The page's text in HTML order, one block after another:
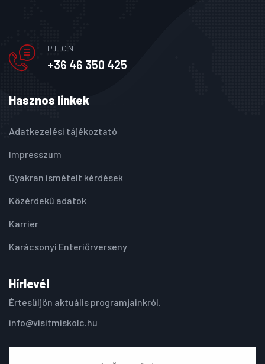
PHONE
+36 46 350 425
Hasznos linkek
Adatkezelési tájékoztató
Impresszum
Gyakran ismételt kérdések
Közérdekű adatok
Karrier
Karácsonyi Enteriőrverseny
Hírlevél
Értesüljön aktuális programjainkról.
info@visitmiskolc.hu